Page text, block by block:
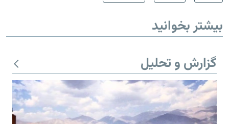
بیشتر بخوانید
گزارش و تحلیل